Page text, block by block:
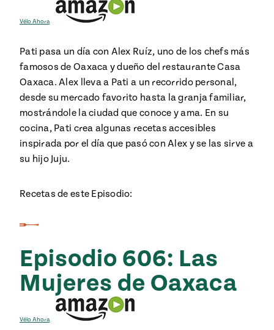
Vélo Ahora
Pati pasa un día con Alex Ruíz, uno de los chefs más
famosos de Oaxaca y dueño del restaurante Casa
Oaxaca. Alex lleva a Pati a un recorrido personal,
desde su mercado favorito hasta la granja familiar,
mostrándole la ciudad que conoce y ama. En su
cocina, Pati crea algunas recetas accesibles
inspirada por el día que pasó con Alex y se las sirve a
su hijo Juju.
Recetas de este Episodio:
Episodio 606: Las
Mujeres de Oaxaca
Vélo Ahora